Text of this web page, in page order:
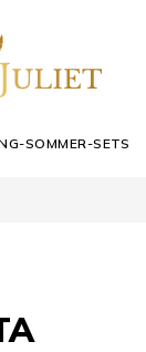
SOMMER-SETS